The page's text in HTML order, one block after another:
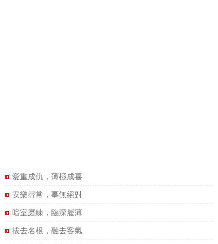
愛重成仇，薄極成喜
安樂尋常，事無絕對
暗室磨練，臨深履薄
拔去名根，融去客氣